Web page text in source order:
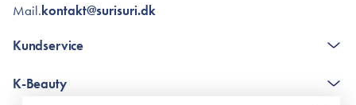
Mail.kontakt@surisuri.dk
Kundservice
Poängshop - frågor och svar
K-Beauty